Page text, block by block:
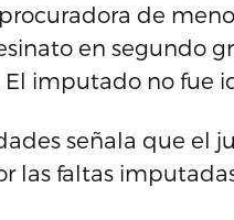
de
en segundo
El imputado no fue
señala que el
las faltas